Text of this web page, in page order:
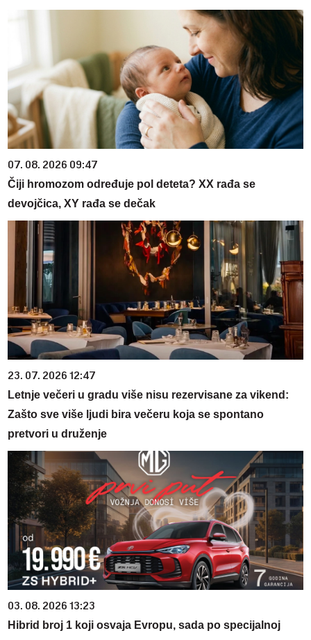
07. 08. 2026 09:47
Čiji hromozom određuje pol deteta? XX rađa se
devojčica, XY rađa se dečak
23. 07. 2026 12:47
Letnje večeri u gradu više nisu rezervisane za vikend:
Zašto sve više ljudi bira večeru koja se spontano
pretvori u druženje
03. 08. 2026 13:23
Hibrid broj 1 koji osvaja Evropu, sada po specijalnoj